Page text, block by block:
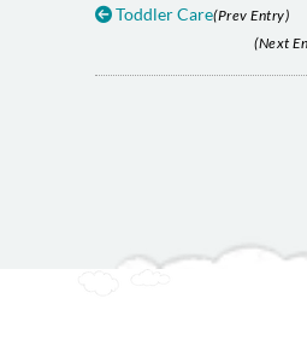
Toddler Care(Prev Entry)
(Next